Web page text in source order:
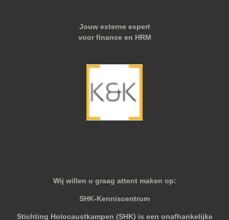
Jouw externe expert
voor finance en HRM
Wij willen u graag attent maken op:
SHK-Kenniscentrum
Stichting Holocaustkampen (SHK) is een onafhankelijke